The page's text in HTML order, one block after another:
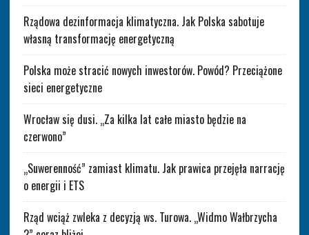
Rządowa dezinformacja klimatyczna. Jak Polska sabotuje
własną transformację energetyczną
Polska może stracić nowych inwestorów. Powód? Przeciążone
sieci energetyczne
Wrocław się dusi. „Za kilka lat całe miasto będzie na
czerwono”
„Suwerenność” zamiast klimatu. Jak prawica przejęła narrację
o energii i ETS
Rząd wciąż zwleka z decyzją ws. Turowa. „Widmo Wałbrzycha